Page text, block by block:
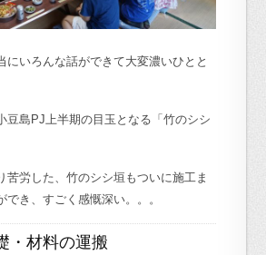
にいろんな話ができて大変濃いひとと
豆島PJ上半期の目玉となる「竹のシシ
苦労した、竹のシシ垣もついに施工ま
でき、すごく感慨深い。。。
材料の運搬